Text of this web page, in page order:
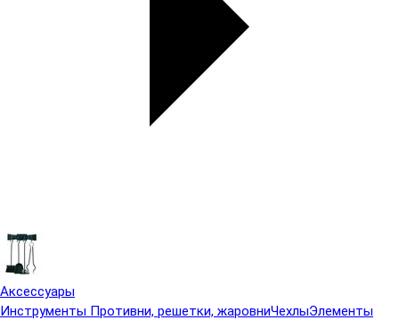
Аксессуары
Инструменты Противни, решетки, жаровниЧехлыЭлементы